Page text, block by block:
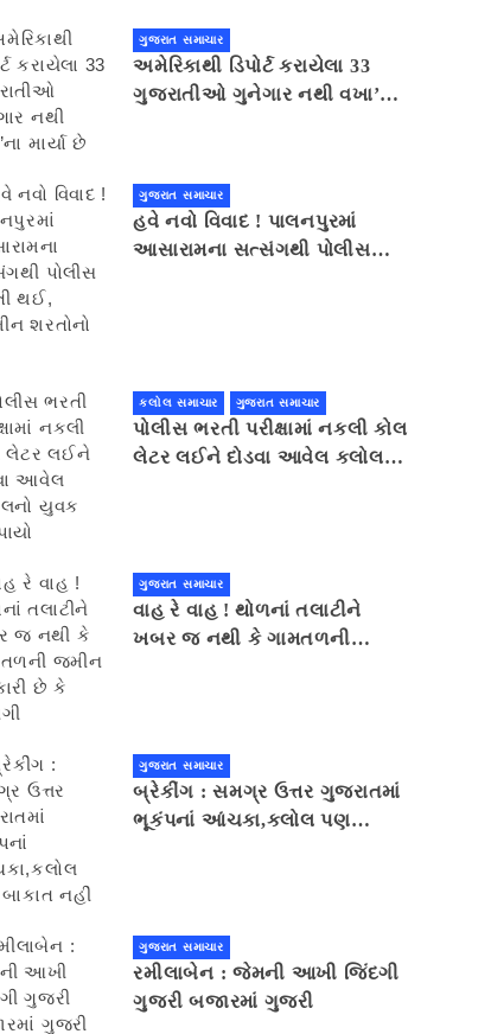
ગુજરાત સમાચાર
અમેરિકાથી ડિપોર્ટ કરાયેલા 33
ગુજરાતીઓ ગુનેગાર નથી વખા’ના
ગુજરાત સમાચાર
હવે નવો વિવાદ ! પાલનપુરમાં
આસારામના સત્સંગથી પોલીસ
કલોલ સમાચાર ગુજરાત સમાચાર
પોલીસ ભરતી પરીક્ષામાં નકલી કોલ
લેટર લઈને દોડવા આવેલ કલોલનો
ગુજરાત સમાચાર
વાહ રે વાહ ! થોળનાં તલાટીને
ખબર જ નથી કે ગામતળની
ગુજરાત સમાચાર
બ્રેકીંગ : સમગ્ર ઉત્તર ગુજરાતમાં
ભૂકંપનાં આંચકા,કલોલ પણ
ગુજરાત સમાચાર
રમીલાબેન : જેમની આખી જિંદગી
ગુજરી બજારમાં ગુજરી